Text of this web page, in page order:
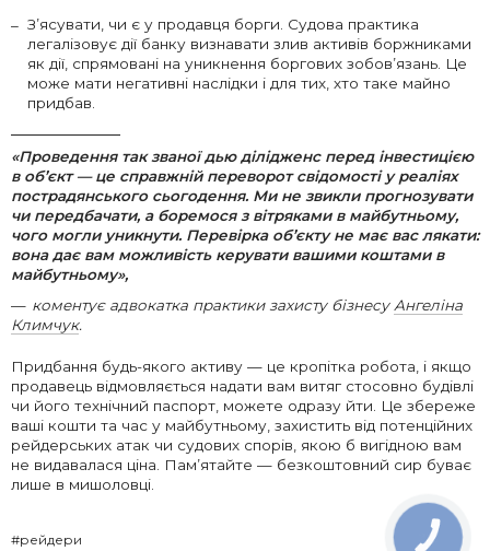
З’ясувати, чи є у продавця борги. Судова практика
легалізовує дії банку визнавати злив активів боржниками
як дії, спрямовані на уникнення боргових зобов’язань. Це
може мати негативні наслідки і для тих, хто таке майно
придбав.
«Проведення так званої дью ділідженс перед інвестицією
в об’єкт—це справжній переворот свідомості у реаліях
пострадянського сьогодення. Ми не звикли прогнозувати
чи передбачати, а боремося з вітряками в майбутньому,
чого могли уникнути. Перевірка об’єкту не має вас лякати:
вона дає вам можливість керувати вашими коштами в
майбутньому»,
коментує адвокатка практики захисту бізнесуАнгеліна
Климчук.
Придбання будь-якого активу — це кропітка робота, і якщо
продавець відмовляється надати вам витяг стосовно будівлі
чи його технічний паспорт, можете одразу йти. Це збереже
ваші кошти та час у майбутньому, захистить від потенційних
рейдерських атак чи судових спорів, якою б вигідною вам
не видавалася ціна. Пам’ятайте — безкоштовний сир буває
лише в мишоловці.
#рейдери
КНОПКА
ЗВ'ЯЗКУ